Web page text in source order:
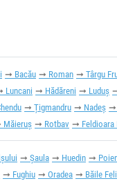
Bacău Roman Târgu
Luncani Hădăreni Luduș
Țigmandru Nadeș
Măieruș Rotbav Feldioara
Șaula Huedin
Fughiu Oradea Băile